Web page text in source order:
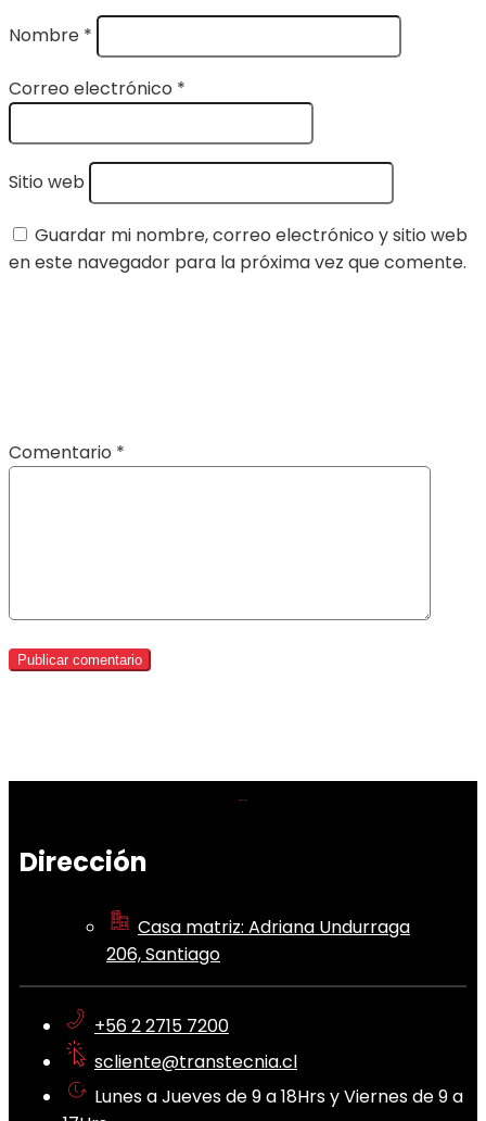
Nombre *
Correo electrónico *
Sitio web
Guardar mi nombre, correo electrónico y sitio web
en este navegador para la próxima vez que comente.
Comentario *
Dirección
Casa matriz: Adriana Undurraga
206, Santiago
+56 2 2715 7200
scliente@transtecnia.cl
Lunes a Jueves de 9 a 18Hrs y Viernes de 9 a